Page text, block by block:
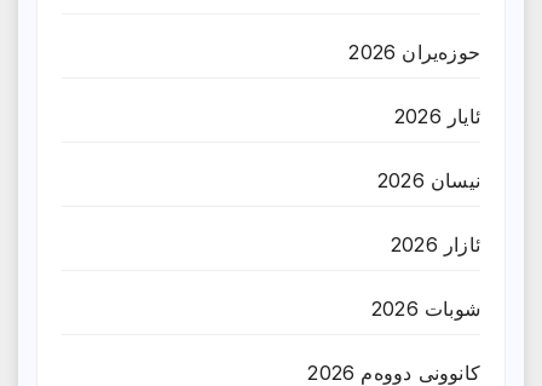
حوزه‌یران 2026
ئایار 2026
نیسان 2026
ئازار 2026
شوبات 2026
کانوونی دووەم 2026